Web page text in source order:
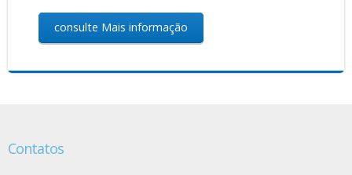
consulte Mais informação
Contatos